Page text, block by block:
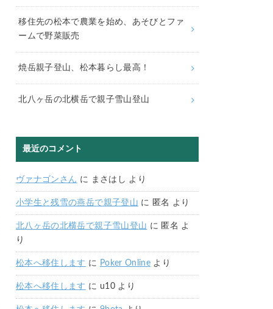
移住先の松本で農業を始め、あそびとファ
ームで野菜販売
焼岳親子登山、松本暮らし最高！
北八ヶ岳の北横岳で親子雪山登山
最近のコメント
ヴァナゴンさん に まさはし より
小学生と残雪の燕岳で親子登山 に 匿名 より
北八ヶ岳の北横岳で親子雪山登山 に 匿名 よ
り
松本へ移住します に Poker Online より
松本へ移住します に u10より